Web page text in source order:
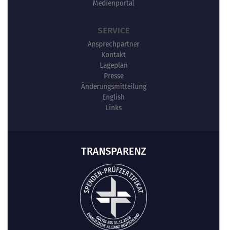
Medienportal
SERVICE
Ansprechpartner
Kontakt
Lageplan
Presse
Änderungsmitteilung
English
Links
TRANSPARENZ